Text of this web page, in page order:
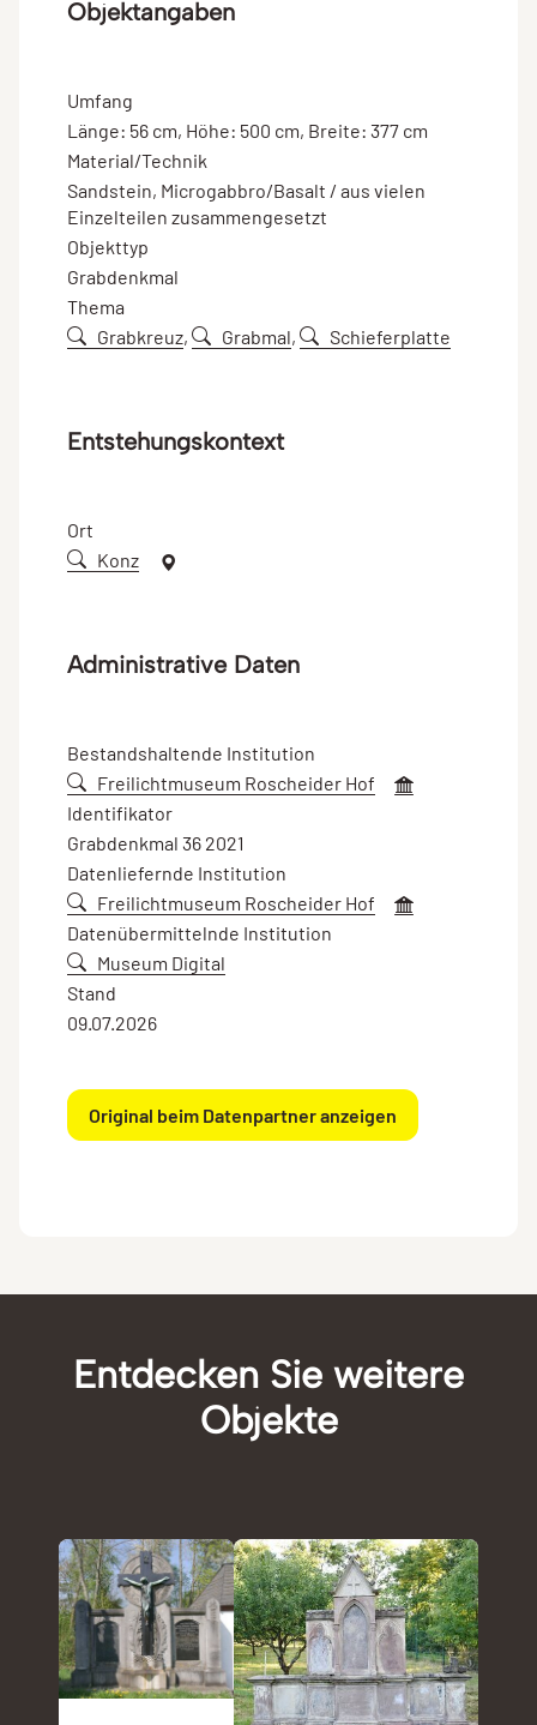
Objektangaben
Umfang
Länge: 56 cm, Höhe: 500 cm, Breite: 377 cm
Material/Technik
Sandstein, Microgabbro/Basalt / aus vielen
Einzelteilen zusammengesetzt
Objekttyp
Grabdenkmal
Thema
Grabkreuz, Grabmal, Schieferplatte
Entstehungskontext
Ort
Konz
Administrative Daten
Bestandshaltende Institution
Freilichtmuseum Roscheider Hof
Identifikator
Grabdenkmal 36 2021
Datenliefernde Institution
Freilichtmuseum Roscheider Hof
Datenübermittelnde Institution
Museum Digital
Stand
09.07.2026
Original beim Datenpartner anzeigen
Entdecken Sie weitere
Objekte